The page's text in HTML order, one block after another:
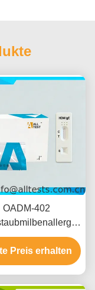
OADM-402
Vollblut /
/ Plasma
Preis erhalten